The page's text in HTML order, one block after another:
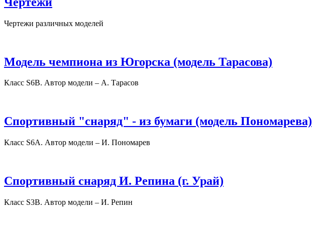
Чертежи различных моделей
Модель чемпиона из Югорска (модель Тарасова)
Класс S6В. Автор модели – А. Тарасов
Спортивный "снаряд" - из бумаги (модель Пономарева)
Класс S6А. Автор модели – И. Пономарев
Спортивный снаряд И. Репина (г. Урай)
Класс S3В. Автор модели – И. Репин